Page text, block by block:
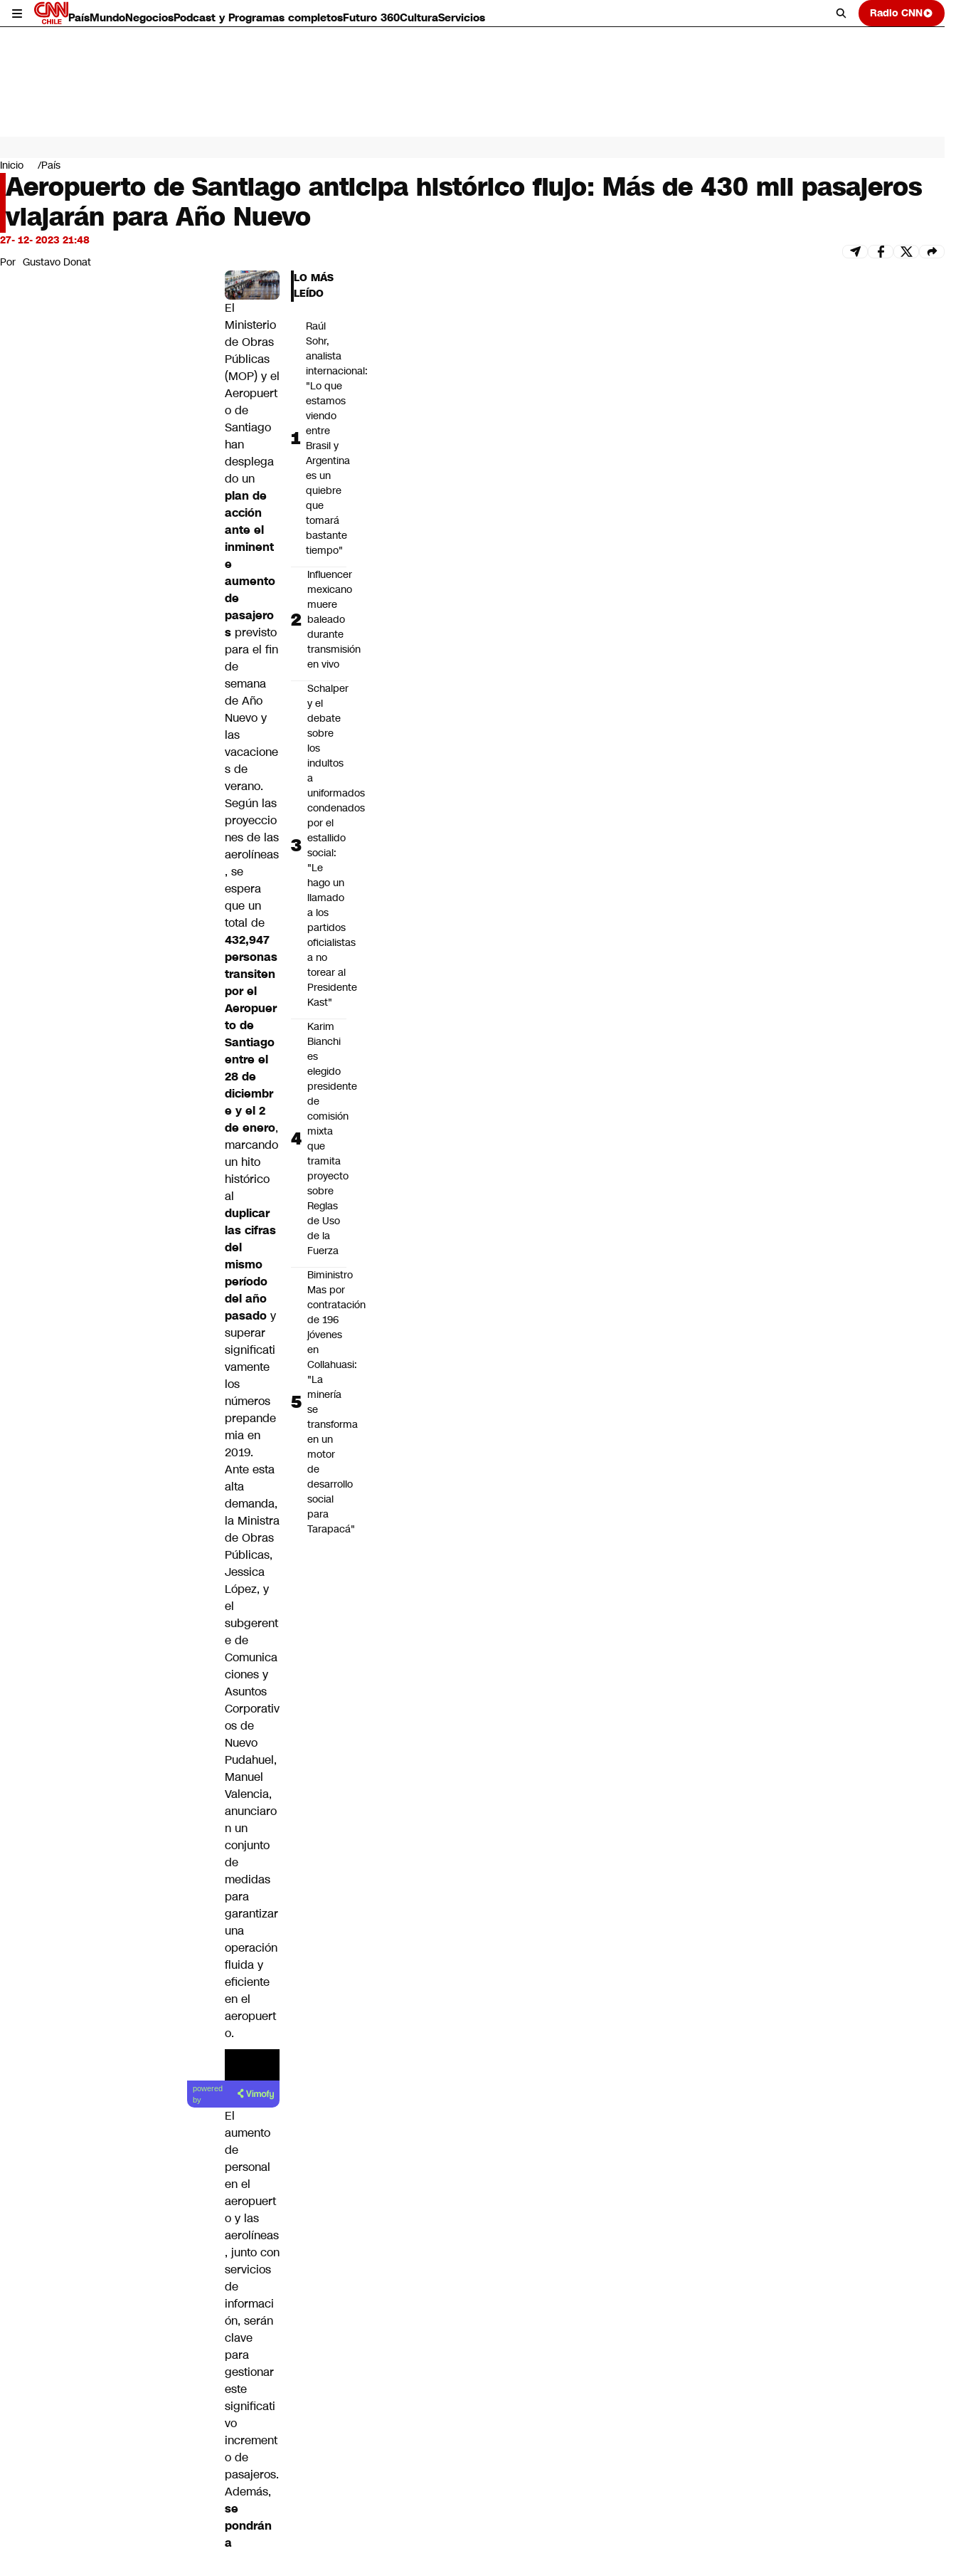
PaísMundoNegociosPodcast y Programas completosFuturo 360CulturaServicios Radio CNN
Mundo
Negocios
Deportes
Programas completos
Cultura
Servicios
Bits
CNN Data
Inicio País
Aeropuerto de Santiago anticipa histórico flujo: Más de 430 mil pasajeros
viajarán para Año Nuevo
27- 12- 2023 21:48
Por Gustavo Donat
El
Ministerio
de Obras
Públicas
(MOP) y el
Aeropuert
o de
Santiago
han
desplega
do un
plan de
acción
ante el
inminent
e
aumento
de
pasajero
s previsto
para el fin
de
semana
de Año
Nuevo y
las
vacacione
s de
verano.
Según las
proyeccio
nes de las
aerolíneas
, se
espera
que un
total de
432,947
personas
transiten
por el
Aeropuer
to de
Santiago
entre el
28 de
diciembr
e y el 2
de enero,
marcando
un hito
histórico
al
duplicar
las cifras
del
mismo
período
del año
pasado y
superar
significati
vamente
los
números
prepande
mia en
2019.
Ante esta
alta
demanda,
la Ministra
de Obras
Públicas,
Jessica
López, y
el
subgerent
e de
Comunica
ciones y
Asuntos
Corporativ
os de
Nuevo
Pudahuel,
Manuel
Valencia,
anunciaro
n un
conjunto
de
medidas
para
garantizar
una
operación
fluida y
eficiente
en el
aeropuert
o.
powered
by
El
aumento
de
personal
en el
aeropuert
o y las
aerolíneas
, junto con
servicios
de
informaci
ón, serán
clave
para
gestionar
este
significati
vo
increment
o de
pasajeros.
Además,
se
pondrán
a
LO MÁS
LEÍDO
Raúl
Sohr,
analista
internacional:
"Lo que
estamos
viendo
entre
Brasil y
Argentina
es un
quiebre
que
tomará
bastante
tiempo"
Influencer
mexicano
muere
baleado
durante
transmisión
en vivo
Schalper
y el
debate
sobre
los
indultos
a
uniformados
condenados
por el
estallido
social:
"Le
hago un
llamado
a los
partidos
oficialistas
a no
torear al
Presidente
Kast"
Karim
Bianchi
es
elegido
presidente
de
comisión
mixta
que
tramita
proyecto
sobre
Reglas
de Uso
de la
Fuerza
Biministro
Mas por
contratación
de 196
jóvenes
en
Collahuasi:
"La
minería
se
transforma
en un
motor
de
desarrollo
social
para
Tarapacá"